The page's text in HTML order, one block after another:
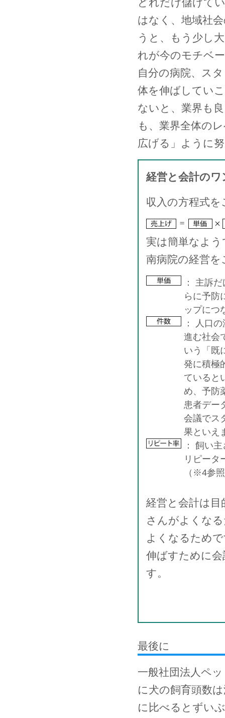
はなく、地域社
うと、もう少し
れが今のモチベ
自分の病院、ス
体を伸ばしてい
ないと、業界も
も、業界全体の
広げる」ように
経営と会計の
収入の方程式
実は簡単なよ
南病院の経営
： 主訴
らに予防
ップにつ
： 人口
進む社会
いう「既
発に積極
ていると
め、予防
患者デー
会議でス
果といえ
： 飼い
リピータ
（※4参
経営と会計は
さんがよくな
よくなるため
伸ばすために
す。
最後に
一般社団法人ペ
に犬の飼育頭数
に比べるとずい